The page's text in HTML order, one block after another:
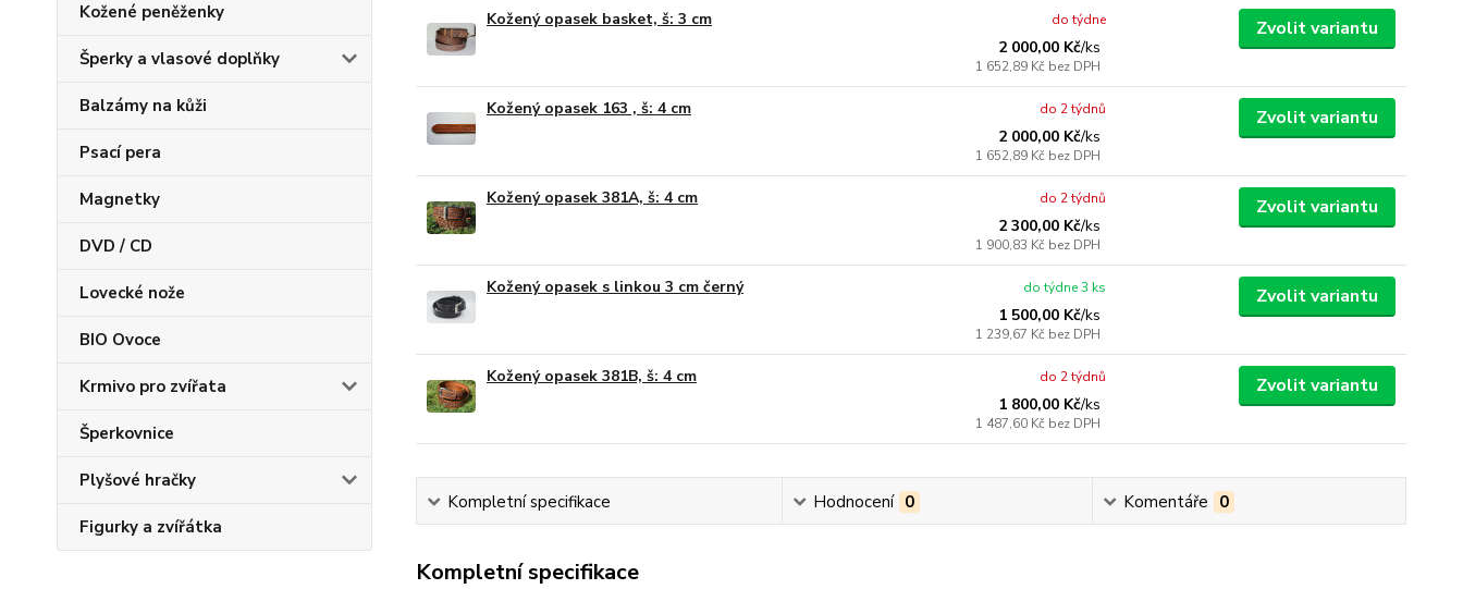
Kožené peněženky
Šperky a vlasové doplňky
Balzámy na kůži
Psací pera
Magnetky
DVD / CD
Lovecké nože
BIO Ovoce
Krmivo pro zvířata
Šperkovnice
Plyšové hračky
Figurky a zvířátka
Kožený opasek basket, š: 3 cm
2 000,00 Kč/ks
1 652,89 Kč bez DPH
do týdne Zvolit variantu
Kožený opasek 163 , š: 4 cm
2 000,00 Kč/ks
1 652,89 Kč bez DPH
do 2 týdnů Zvolit variantu
Kožený opasek 381A, š: 4 cm
2 300,00 Kč/ks
1 900,83 Kč bez DPH
do 2 týdnů Zvolit variantu
Kožený opasek s linkou 3 cm černý
1 500,00 Kč/ks
1 239,67 Kč bez DPH
do týdne 3 ks Zvolit variantu
Kožený opasek 381B, š: 4 cm
1 800,00 Kč/ks
1 487,60 Kč bez DPH
do 2 týdnů Zvolit variantu
Kompletní specifikace Hodnocení 0 Komentáře 0
Kompletní specifikace